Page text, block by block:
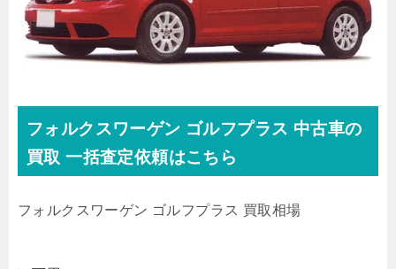
フォルクスワーゲン ゴルフプラス 中古車の
買取 一括査定依頼はこちら
フォルクスワーゲン ゴルフプラス 買取相場